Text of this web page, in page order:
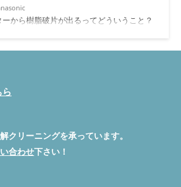
から樹脂破片が出るってどういうこと？
質問（Q&A） 糸くずフィルターから樹脂
ことがあり、その破片が糸くずフィルター
破片を放置すると、部品の欠けが広が
最悪の場合は運転停止の原因になります。
クリーニングを承っています。
合わせ下さい！